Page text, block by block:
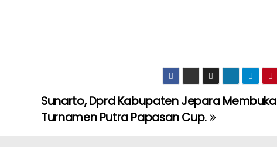
Sunarto, Dprd Kabupaten Jepara Membuka
Turnamen Putra Papasan Cup.